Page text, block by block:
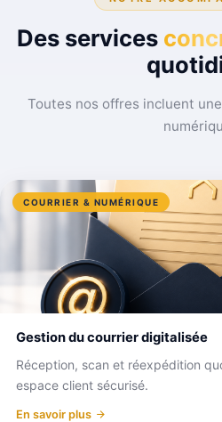
Des services
Toutes nos offres incluent
COURRIER & NUMÉRIQUE
Gestion du courrier digitalisée
Réception, scan et réexpédition
espace client sécurisé.
En savoir plus